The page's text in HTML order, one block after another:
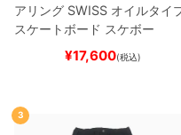
アリング SWISS オイルタイ
スケートボード スケボー
¥17,600(税込)
3